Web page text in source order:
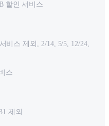
할인 서비스
비스 제외, 2/14, 5/5, 12/24,
스
제외